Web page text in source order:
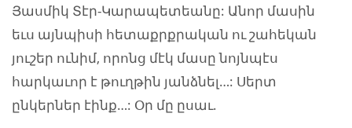
Յասմիկ Տէր-Կարապետեանը: Անոր մասին
եւս այնպիսի հետաքրքրական ու շահեկան
յուշեր ունիմ, որոնց մէկ մասը նոյնպէս
հարկաւոր է թուղթին յանձնել…: Սերտ
ընկերներ էինք…: Օր մը ըսաւ.